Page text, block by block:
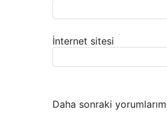
İnternet sitesi
Daha sonraki